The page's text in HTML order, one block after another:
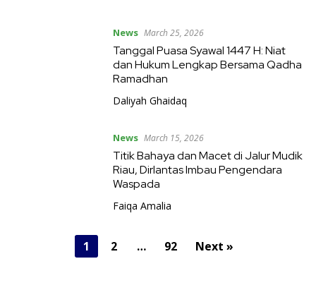
News March 25, 2026
Tanggal Puasa Syawal 1447 H: Niat
dan Hukum Lengkap Bersama Qadha
Ramadhan
Daliyah Ghaidaq
News March 15, 2026
Titik Bahaya dan Macet di Jalur Mudik
Riau, Dirlantas Imbau Pengendara
Waspada
Faiqa Amalia
1 2 … 92 Next »